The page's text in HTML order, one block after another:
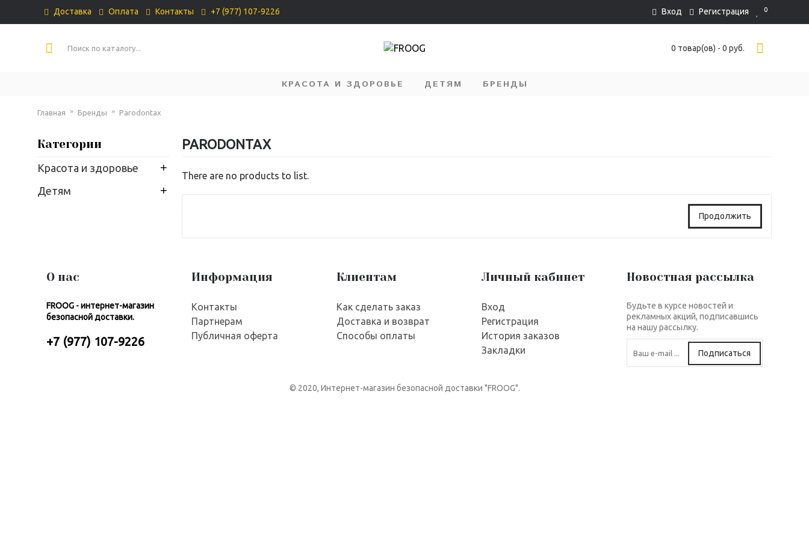
Доставка Оплата Контакты +7 (977) 107-9226 Вход Регистрация 0
0 товар(ов) - 0 руб.
КРАСОТА И ЗДОРОВЬЕ ДЕТЯМ БРЕНДЫ
Главная Бренды Parodontax
Категории
Красота и здоровье +
Детям +
PARODONTAX
There are no products to list.
Продолжить
О нас
FROOG - интернет-магазин
безопасной доставки.
+7 (977) 107-9226
Информация
Контакты
Партнерам
Публичная оферта
Клиентам
Как сделать заказ
Доставка и возврат
Способы оплаты
Личный кабинет
Вход
Регистрация
История заказов
Закладки
Новостная рассылка
Будьте в курсе новостей и
рекламных акций, подписавшись
на нашу рассылку.
Подписаться
© 2020, Интернет-магазин безопасной доставки "FROOG".